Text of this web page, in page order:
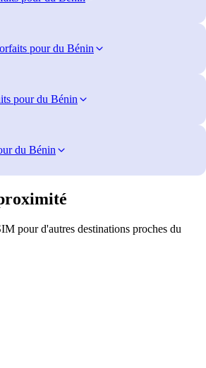
pour du Bénin
pour du Bénin
du Bénin
pour d'autres destinations proches du